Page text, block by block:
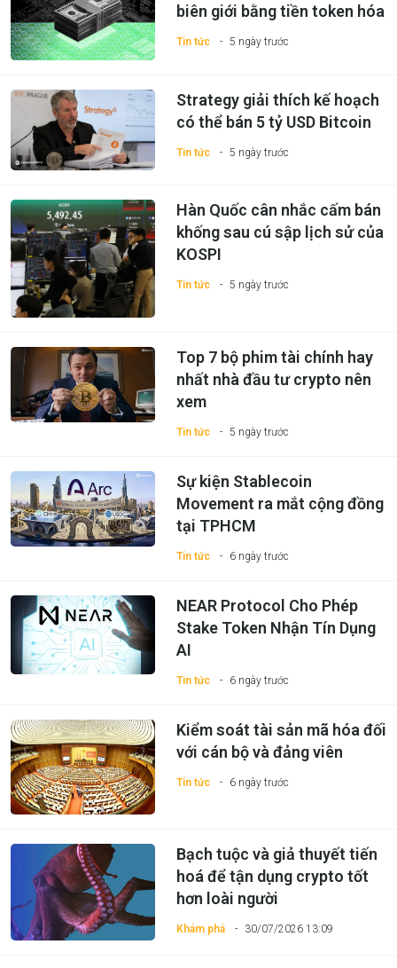
Tin tức 5 ngày trước
biên giới bằng tiền token hóa
Tin tức 5 ngày trước
Strategy giải thích kế hoạch
có thể bán 5 tỷ USD Bitcoin
Tin tức 5 ngày trước
Hàn Quốc cân nhắc cấm bán
khống sau cú sập lịch sử của
KOSPI
Tin tức 5 ngày trước
Top 7 bộ phim tài chính hay
nhất nhà đầu tư crypto nên
xem
Tin tức 6 ngày trước
Sự kiện Stablecoin
Movement ra mắt cộng đồng
tại TPHCM
Tin tức 6 ngày trước
NEAR Protocol Cho Phép
Stake Token Nhận Tín Dụng
AI
Tin tức 6 ngày trước
Kiểm soát tài sản mã hóa đối
với cán bộ và đảng viên
Khám phá 30/07/2026 13:09
Bạch tuộc và giả thuyết tiến
hoá để tận dụng crypto tốt
hơn loài người